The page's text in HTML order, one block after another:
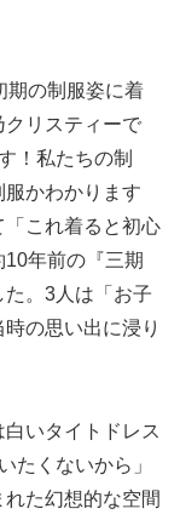
期の制服姿に着
クリスティーで
！私たちの制
かわかります
これ着ると初心
年前の『三期
。3人は「お子
の思い出に浸り
いタイトドレス
たくないから」
た幻想的な空間